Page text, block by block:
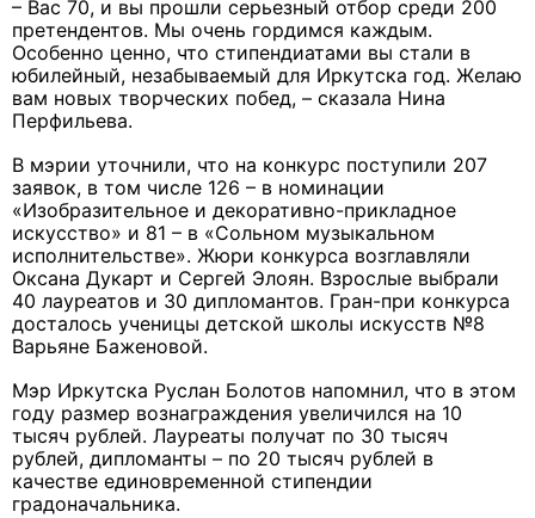
– Вас 70, и вы прошли серьезный отбор среди 200
претендентов. Мы очень гордимся каждым.
Особенно ценно, что стипендиатами вы стали в
юбилейный, незабываемый для Иркутска год. Желаю
вам новых творческих побед, – сказала Нина
Перфильева.
В мэрии уточнили, что на конкурс поступили 207
заявок, в том числе 126 – в номинации
«Изобразительное и декоративно-прикладное
искусство» и 81 – в «Сольном музыкальном
исполнительстве». Жюри конкурса возглавляли
Оксана Дукарт и Сергей Элоян. Взрослые выбрали
40 лауреатов и 30 дипломантов. Гран-при конкурса
досталось ученицы детской школы искусств №8
Варьяне Баженовой.
Мэр Иркутска Руслан Болотов напомнил, что в этом
году размер вознаграждения увеличился на 10
тысяч рублей. Лауреаты получат по 30 тысяч
рублей, дипломанты – по 20 тысяч рублей в
качестве единовременной стипендии
градоначальника.